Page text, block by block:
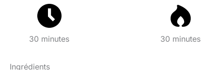
30 minutes 30 minutes
Ingrédients